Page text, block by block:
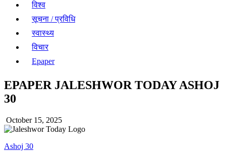
विश्व
सूचना / प्रविधि
स्वास्थ्य
विचार
Epaper
EPAPER JALESHWOR TODAY ASHOJ
30
October 15, 2025
Ashoj 30